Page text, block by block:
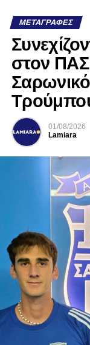
ΜΕΤΑΓΡΑΦΈΣ
στον ΠΑΣ
01/08/2026
Lamiara